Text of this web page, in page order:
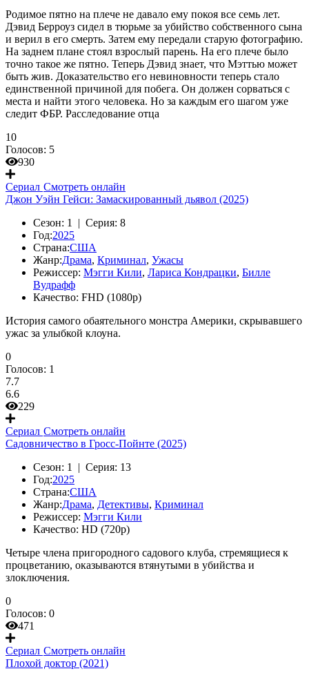
Родимое пятно на плече не давало ему покоя все семь лет.
Дэвид Берроуз сидел в тюрьме за убийство собственного сына
и верил в его смерть. Затем ему передали старую фотографию.
На заднем плане стоял взрослый парень. На его плече было
точно такое же пятно. Теперь Дэвид знает, что Мэттью может
быть жив. Доказательство его невиновности теперь стало
единственной причиной для побега. Он должен сорваться с
места и найти этого человека. Но за каждым его шагом уже
следит ФБР. Расследование отца
10
Голосов: 5
930
Сериал Смотреть онлайн
Джон Уэйн Гейси: Замаскированный дьявол (2025)
Сезон: 1 | Серия: 8
Год:2025
Страна:США
Жанр:Драма, Криминал, Ужасы
Режиссер: Мэгги Кили, Лариса Кондрацки, Билле
Вудрафф
Качество: FHD (1080p)
История самого обаятельного монстра Америки, скрывавшего
ужас за улыбкой клоуна.
0
Голосов: 1
7.7
6.6
229
Сериал Смотреть онлайн
Садовничество в Гросс-Пойнте (2025)
Сезон: 1 | Серия: 13
Год:2025
Страна:США
Жанр:Драма, Детективы, Криминал
Режиссер: Мэгги Кили
Качество: HD (720p)
Четыре члена пригородного садового клуба, стремящиеся к
процветанию, оказываются втянутыми в убийства и
злоключения.
0
Голосов: 0
471
Сериал Смотреть онлайн
Плохой доктор (2021)